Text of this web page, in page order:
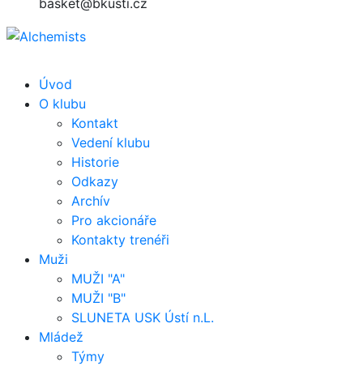
Úvod
O klubu
Kontakt
Vedení klubu
Historie
Odkazy
Archív
Pro akcionáře
Kontakty trenéři
Muži
MUŽI "A"
MUŽI "B"
SLUNETA USK Ústí n.L.
Mládež
Týmy